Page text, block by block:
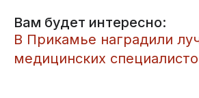
Вам будет интересно:
В Прикамье наградили
медицинских